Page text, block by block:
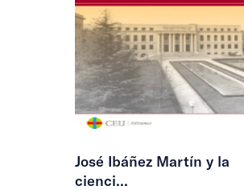
José Ibáñez Martín y la
cienci...